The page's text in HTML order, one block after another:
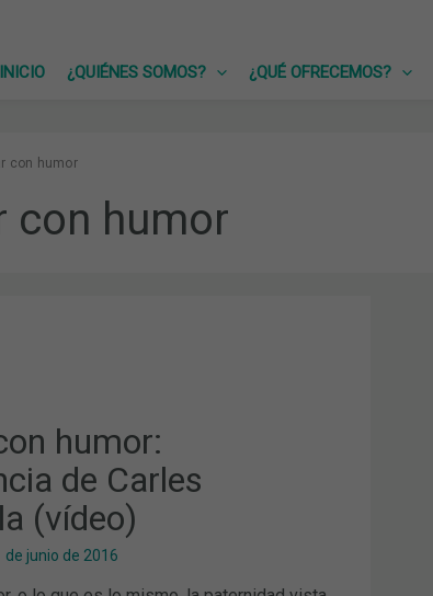
INICIO
¿QUIÉNES SOMOS? ¿QUÉ OFRECEMOS?
con humor
con humor
humor:
de Carles
(vídeo)
de junio de 2016